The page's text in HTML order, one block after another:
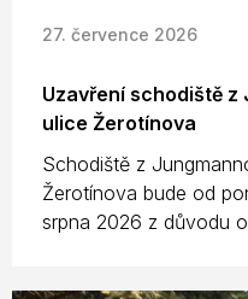
27. července 2026
Uzavření schodiště z
ulice Žerotínova
Schodiště z
Žerotínova bude od
srpna 2026 z důvodu